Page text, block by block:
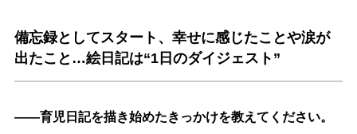
備忘録としてスタート、幸せに感じたことや涙が
出たこと…絵日記は“1日のダイジェスト”
――育児日記を描き始めたきっかけを教えてください。